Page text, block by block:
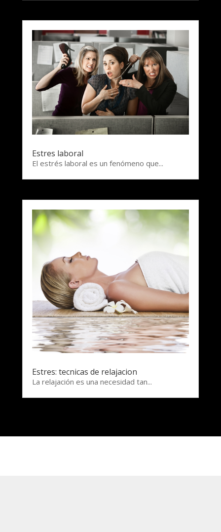
Estres laboral
El estrés laboral es un fenómeno que...
Estres: tecnicas de relajacion
La relajación es una necesidad tan...